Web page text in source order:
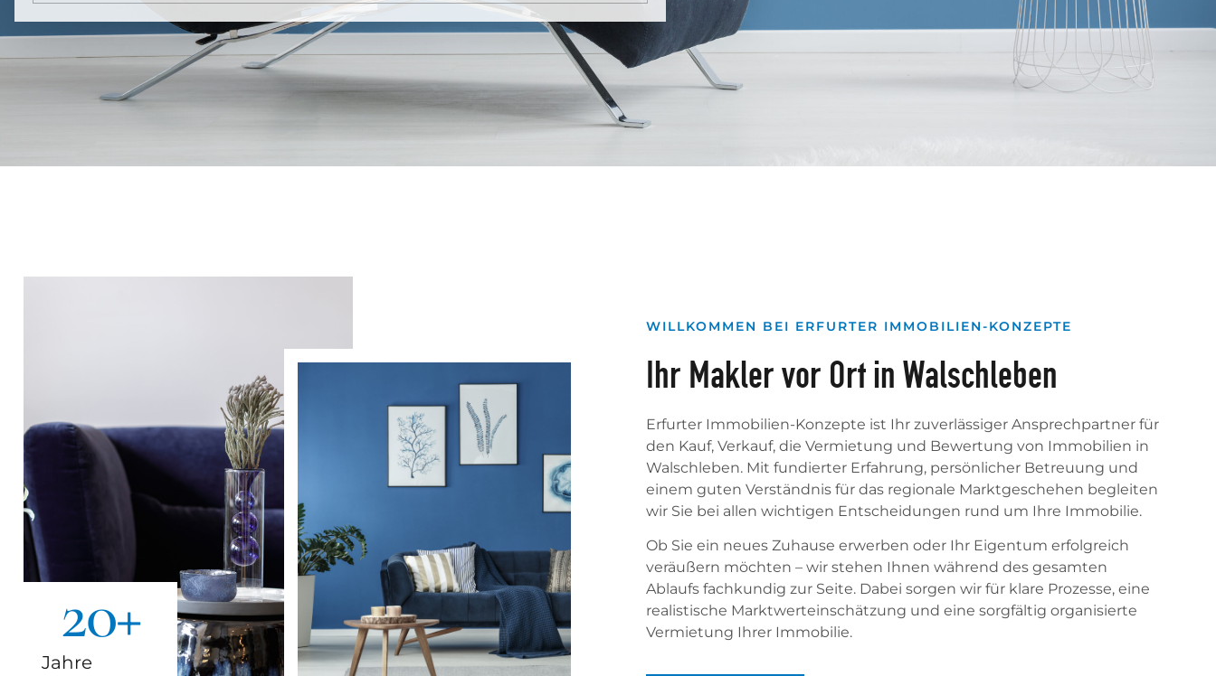
Jahre
20+
WILLKOMMEN BEI ERFURTER IMMOBILIEN-KONZEPTE
Ihr Makler vor Ort in Walschleben
Erfurter Immobilien-Konzepte ist Ihr zuverlässiger Ansprechpartner für
den Kauf, Verkauf, die Vermietung und Bewertung von Immobilien in
Walschleben. Mit fundierter Erfahrung, persönlicher Betreuung und
einem guten Verständnis für das regionale Marktgeschehen begleiten
wir Sie bei allen wichtigen Entscheidungen rund um Ihre Immobilie.
Ob Sie ein neues Zuhause erwerben oder Ihr Eigentum erfolgreich
veräußern möchten – wir stehen Ihnen während des gesamten
Ablaufs fachkundig zur Seite. Dabei sorgen wir für klare Prozesse, eine
realistische Marktwerteinschätzung und eine sorgfältig organisierte
Vermietung Ihrer Immobilie.